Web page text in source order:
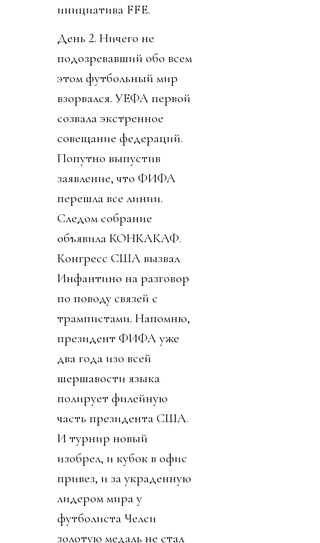
инициатива FFE.
День 2. Ничего не
подозревавший обо всем
этом футбольный мир
взорвался. УЕФА первой
созвала экстренное
совещание федераций.
Попутно выпустив
заявление, что ФИФА
перешла все линии.
Следом собрание
объявила КОНКАКАФ.
Конгресс США вызвал
Инфантино на разговор
по поводу связей с
трампистами. Напомню,
президент ФИФА уже
два года изо всей
шершавости языка
полирует филейную
часть президента США.
И турнир новый
изобрел, и кубок в офис
привез, и за украденную
лидером мира у
футболиста Челси
золотую медаль не стал